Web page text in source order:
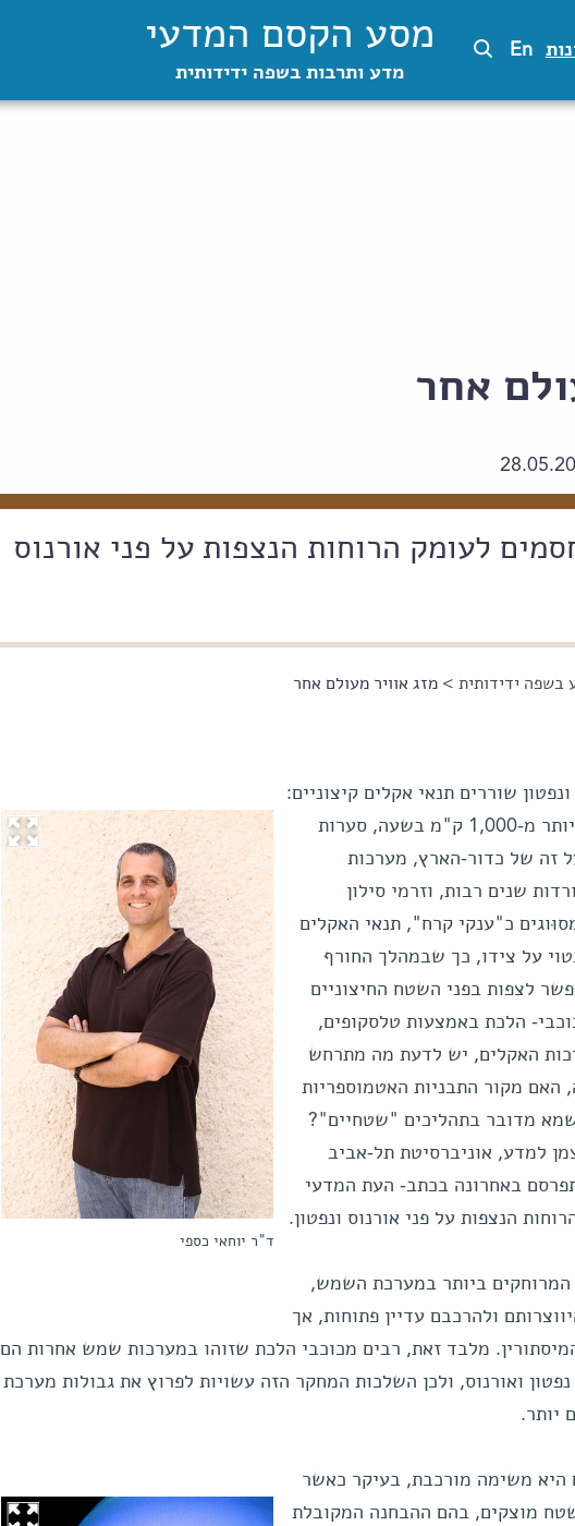
En מסע הקסם המדעי
מדע ותרבות בשפה ידידותית
אחר
לעומק הרוחות הנצפות על פני אורנוס
בשפה ידידותית > מזג אוויר מעולם אחר
ד"ר יוחאי כספי
שוררים תנאי אקלים קיצוניים:
רוחות המנשבות במהירות של יותר מ-1,000 ק"מ בשעה, סערות
זה של כדור-הארץ, מערכות
שנים רבות, וזרמי סילון
כ"ענקי קרח", תנאי האקלים
על צידו, כך שבמהלך החורף
לצפות בפני השטח החיצוניים
הלכת באמצעות טלסקופים,
האקלים, יש לדעת מה מתרחש
האם מקור התבניות האטמוספריות
מדובר בתהליכים "שטחיים"?
למדע, אוניברסיטת תל-אביב
באחרונה בכתב- העת המדעי
הנצפות על פני אורנוס ונפטון.
המרוחקים ביותר במערכת השמש,
ולהרכבם עדיין פתוחות, אך
מלבד זאת, רבים מכוכבי הלכת שזוהו במערכות שמש אחרות הם
ואורנוס, ולכן השלכות המחקר הזה עשויות לפרוץ את גבולות מערכת
יותר.
היא משימה מורכבת, בעיקר כאשר
מוצקים, בהם ההבחנה המקובלת